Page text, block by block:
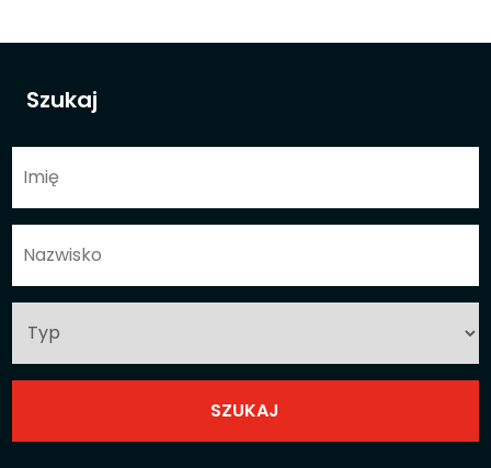
Szukaj